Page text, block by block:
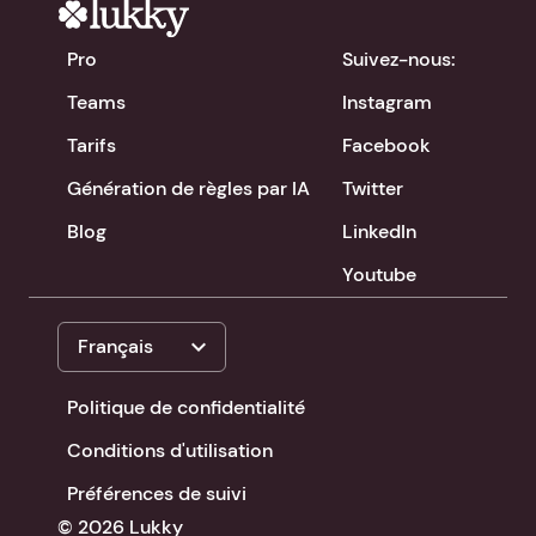
Pro
Teams
Tarifs
Génération de règles par IA
Blog
Suivez-nous:
Instagram
Facebook
Twitter
LinkedIn
Youtube
Français expand_more
Politique de confidentialité
Conditions d'utilisation
Préférences de suivi
© 2026 Lukky